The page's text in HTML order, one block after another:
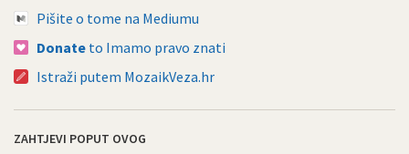
Pišite o tome na Mediumu
Donate to Imamo pravo znati
Istraži putem MozaikVeza.hr
ZAHTJEVI POPUT OVOG